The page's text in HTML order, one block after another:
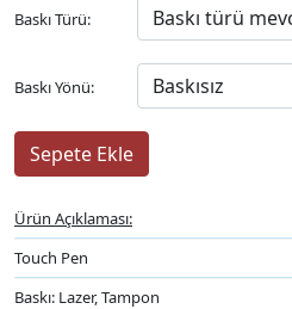
Baskı Türü:
Baskı Yönü:
Ürün Açıklaması:
Touch Pen
Baskı: Lazer, Tampon